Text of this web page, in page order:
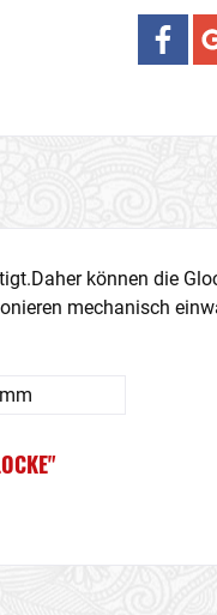
können die
mechanisch